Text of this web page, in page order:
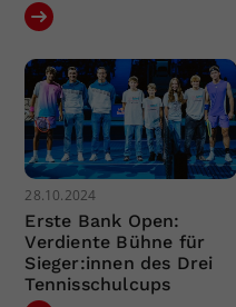
28.10.2024
Erste Bank Open:
Verdiente Bühne für
Sieger:innen des Drei
Tennisschulcups